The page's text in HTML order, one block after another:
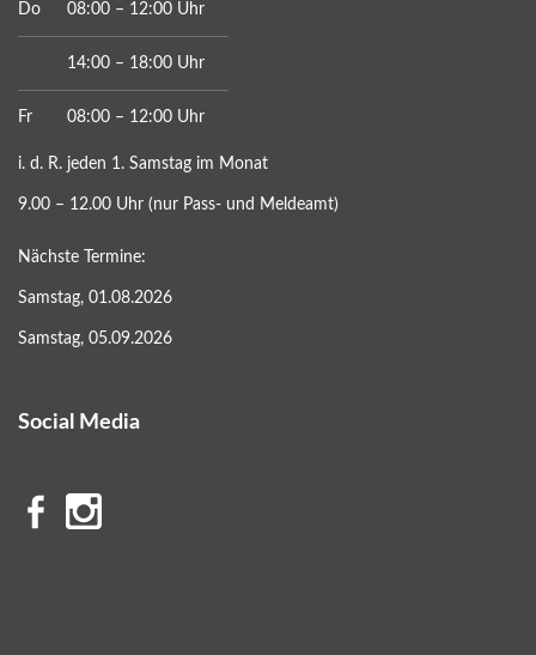
Do 08:00 – 12:00 Uhr
14:00 – 18:00 Uhr
Fr 08:00 – 12:00 Uhr
i. d. R. jeden 1. Samstag im Monat
9.00 – 12.00 Uhr (nur Pass- und Meldeamt)
Nächste Termine:
Samstag, 01.08.2026
Samstag, 05.09.2026
Social Media